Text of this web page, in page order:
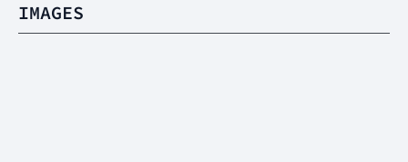
IMAGES